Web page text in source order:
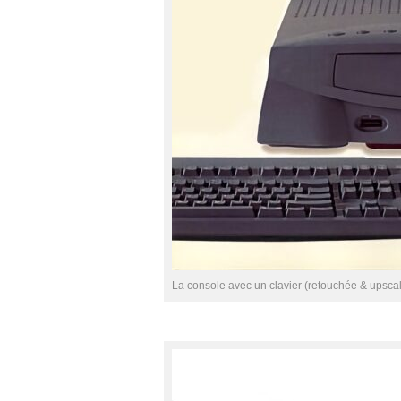
La console avec un clavier (retouchée &